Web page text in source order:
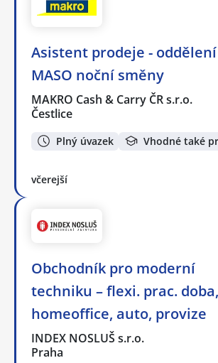
Asistent prodeje - oddělení
MASO noční směny
MAKRO Cash & Carry ČR s.r.o.
Čestlice
Plný úvazek Vhodné také
včerejší
Obchodník pro moderní
techniku – flexi. prac. doba,
homeoffice, auto, provize
INDEX NOSLUŠ s.r.o.
Praha